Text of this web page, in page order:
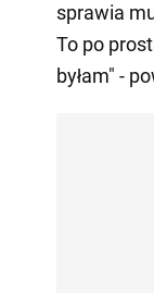
sprawia
To po
byłam" -